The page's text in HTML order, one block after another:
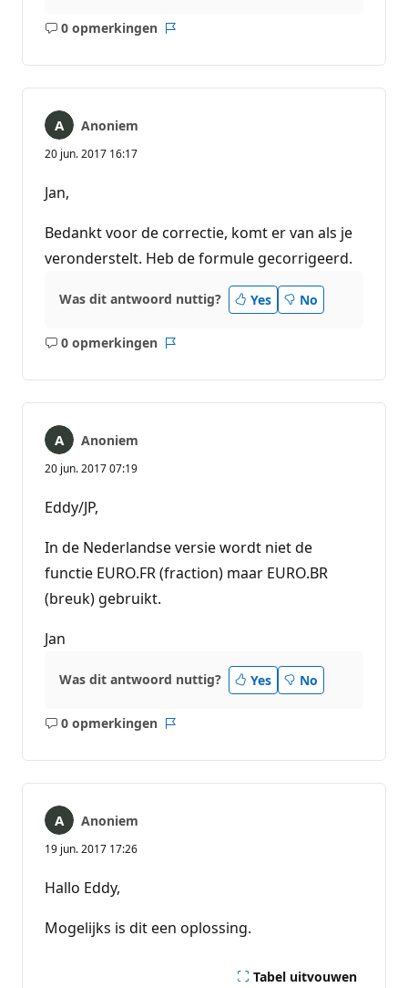
0 opmerkingen
Geen
Anoniem
20 jun. 2017 16:17
Jan,
Bedankt voor de correctie, komt er van als je
veronderstelt. Heb de formule gecorrigeerd.
Was dit antwoord nuttig? Yes No
0 opmerkingen
Geen
Anoniem
20 jun. 2017 07:19
Eddy/JP,
In de Nederlandse versie wordt niet de
functie EURO.FR (fraction) maar EURO.BR
(breuk) gebruikt.
Jan
Was dit antwoord nuttig? Yes No
0 opmerkingen
Geen
Anoniem
19 jun. 2017 17:26
Hallo Eddy,
Mogelijks is dit een oplossing.
Tabel uitvouwen